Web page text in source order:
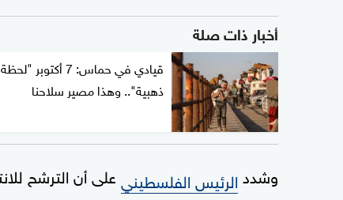
أخبار ذات صلة
قيادي في حماس: 7 أكتوبر "لحظة
ذهبية".. وهذا مصير سلاحنا
وشدد الرئيس الفلسطيني على أن الترشح